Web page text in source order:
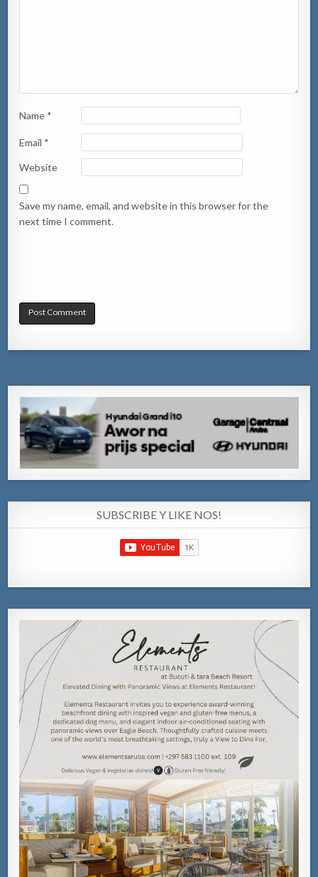
Name *
Email *
Website
Save my name, email, and website in this browser for the
next time I comment.
SUBSCRIBE Y LIKE NOS!